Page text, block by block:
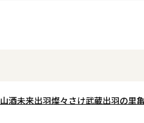
っかりと楽しみなが
ります。
酒未来出羽燦々 さけ武蔵出羽の里